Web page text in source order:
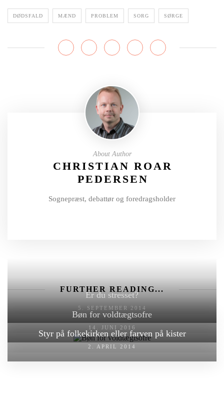
DØDSFALD MÆND PROBLEM SORG SØRGE
About Author
CHRISTIAN ROAR
PEDERSEN
Sognepræst, debattør og foredragsholder
FURTHER READING...
Er du stresset?
5. SEPTEMBER 2014
Bøn for voldtægtsofre
14. JUNI 2016
Styr på folkekirken eller farven på kister
2. APRIL 2014